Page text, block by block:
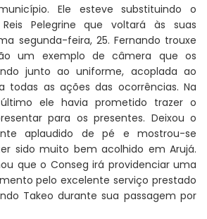
Ele esteve substituindo o
Pelegrine que voltará às suas
segunda-feira, 25. Fernando trouxe
um exemplo de câmera que os
junto ao uniforme, acoplada ao
todas as ações das ocorrências. Na
ele havia prometido trazer o
para os presentes. Deixou o
aplaudido de pé e mostrou-se
sido muito bem acolhido em Arujá.
que o Conseg irá providenciar uma
pelo excelente serviço prestado
Takeo durante sua passagem por